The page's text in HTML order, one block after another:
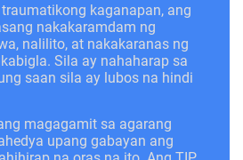
kaganapan, ang
nakakaramdam ng
nalilito, at nakakaranas ng
Sila ay nahaharap sa
saan sila ay lubos na hindi
magagamit sa agarang
upang gabayan ang